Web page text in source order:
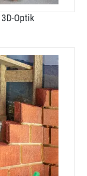
Optik